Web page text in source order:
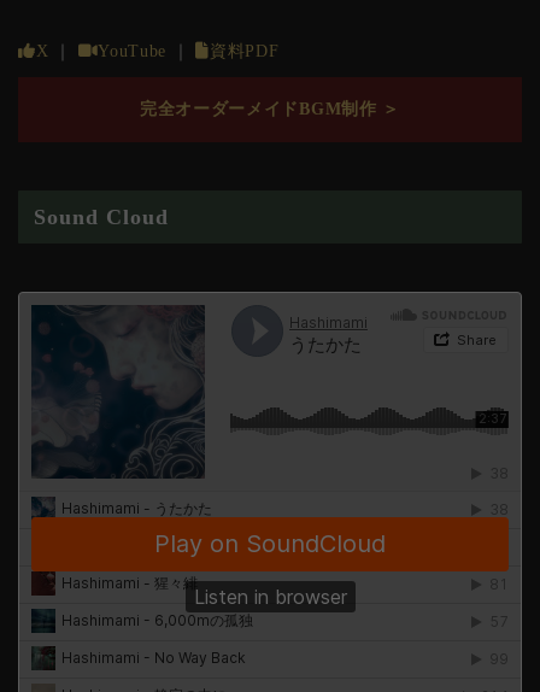
X YouTube 資料PDF
完全オーダーメイドBGM制作 ＞
Sound Cloud